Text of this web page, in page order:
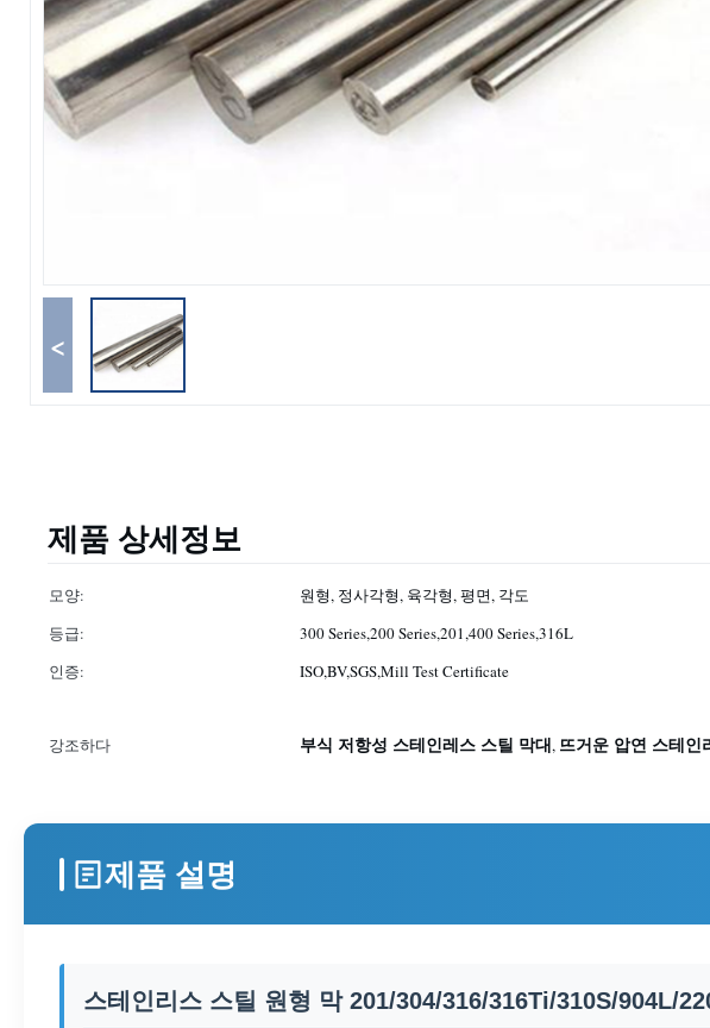
<
제품 상세정보
모양: 원형, 정사각형, 육각형, 평면, 각도
등급:
300 Series,200 Series,201,400 Series,316L
인증:
ISO,BV,SGS,Mill Test Certificate
강조하다
부식 저항성 스테인레스 스틸 막대, 뜨거운 압연 스테인
제품 설명
스테인리스 스틸 원형 막 201/304/316/316Ti/310S/904L/